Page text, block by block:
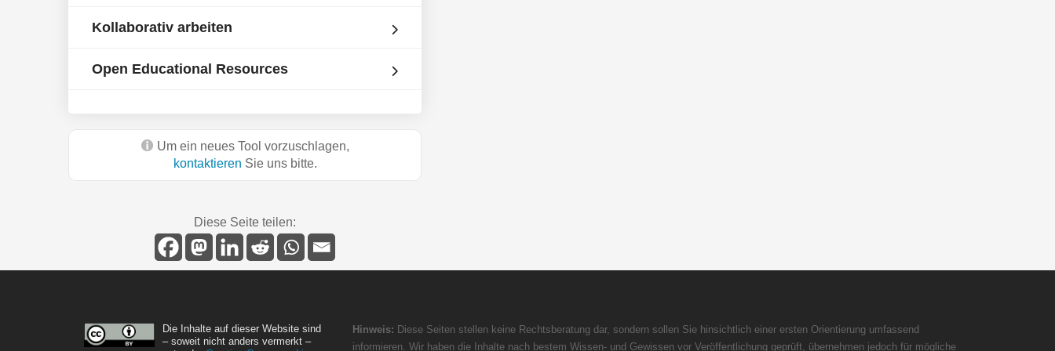
Kollaborativ arbeiten
Open Educational Resources
Um ein neues Tool vorzuschlagen,
kontaktieren Sie uns bitte.
Diese Seite teilen:
Die Inhalte auf dieser Website sind
– soweit nicht anders vermerkt –
Hinweis: Diese Seiten stellen keine Rechtsberatung dar, sondern sollen Sie hinsichtlich einer ersten Orientierung umfassend
informieren. Wir haben die Inhalte nach bestem Wissen- und Gewissen vor Veröffentlichung geprüft, übernehmen jedoch für mögliche